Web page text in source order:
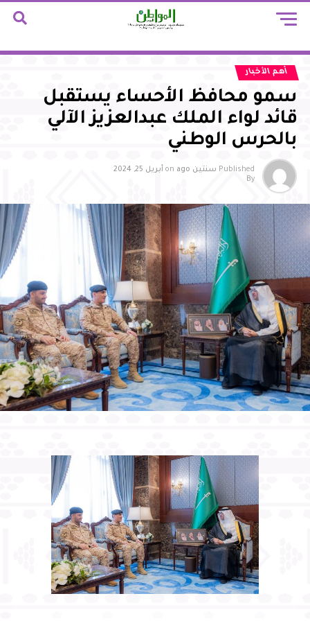
أهم الأخبار
سمو محافظ الأحساء يستقبل
قائد لواء الملك عبدالعزيز الآلي
بالحرس الوطني
Published سنتين ago on أبريل 25, 2024
By